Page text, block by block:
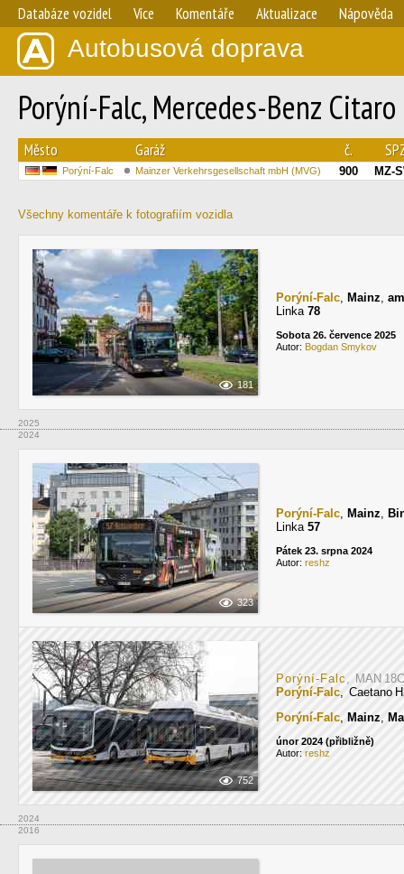
Databáze vozidel Více Komentáře Aktualizace Nápověda
Autobusová doprava
Porýní-Falc, Mercedes-Benz
Město Garáž č.
Porýní-Falc Mainzer Verkehrsgesellschaft mbH (MVG) 900 MZ-
Všechny komentáře k fotografiím vozidla
181
Porýní-Falc, Mainz,
Linka 78
Sobota 26. července 2025
Autor: Bogdan Smykov
2025
2024
323
Porýní-Falc, Mainz,
Linka 57
Pátek 23. srpna 2024
Autor: reshz
752
Porýní-Falc , MAN
Porýní-Falc, Caetano
Porýní-Falc, Mainz,
únor 2024 (přibližně)
Autor: reshz
2024
2016